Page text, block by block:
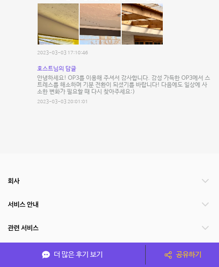
2023-03-03 17:10:46
호스트님의 답글
안녕하세요! OP3를 이용해 주셔서 감사합니다. 감성 가득한 OP3에서 스
트레스를 해소하며 기분 전환이 되셨기를 바랍니다! 다음에도 일상에 사
소한 변화가 필요할 때 다시 찾아주세요:)
2023-03-03 20:01:01
더 많은 후기 보기 공유하기
회사
서비스 안내
관련 서비스